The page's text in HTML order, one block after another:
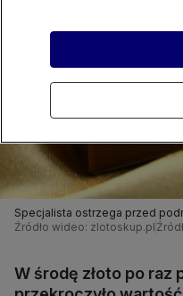
Specjalista ostrzega przed
Źródło wideo: zlotoskup.pl
W środę złoto po raz